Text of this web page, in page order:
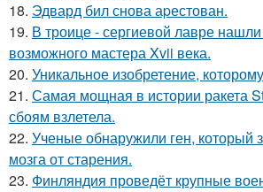
18. Эдвард бил снова аpестован.
19. В троице - сергиевой лавре
возможного мастера Xvii века.
20. Уникальное изобретение,
21. Самая мощная в истории ракета
сбоям взлетела.
22. Ученые обнаружили ген, который
мозга от старения.
23. Финляндия проведёт крупные